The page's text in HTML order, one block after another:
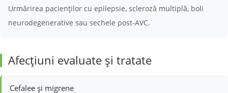
Urmărirea pacienților cu epilepsie, scleroză multiplă, boli
neurodegenerative sau sechele post-AVC.
Afecțiuni evaluate și tratate
Cefalee și migrene